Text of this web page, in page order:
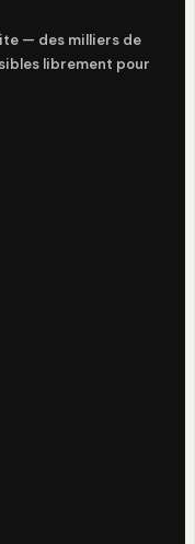
— des milliers de
librement pour